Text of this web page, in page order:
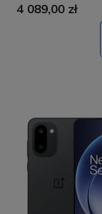
4 089,00 zł